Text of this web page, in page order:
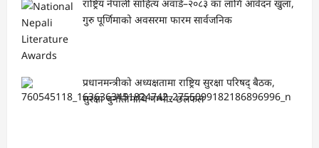
राष्ट्रिय नेपाली साहित्य अवार्ड–२०८३ का लागि आवेदन खुला,
गुरु पूर्णिमाको अवसरमा फारम सार्वजनिक
प्रधानमन्त्रीको अध्यक्षतामा राष्ट्रिय सुरक्षा परिषद् बैठक,
सुरक्षा चुनौतीमाथि गम्भीर छलफल